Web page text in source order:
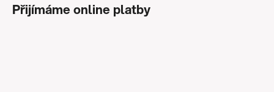
Přijímáme online platby